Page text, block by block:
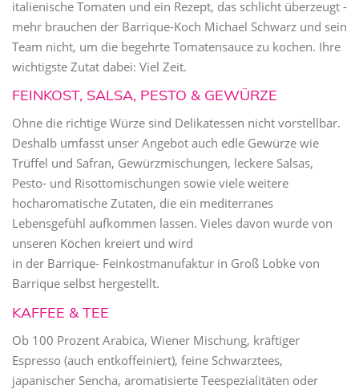
italienische Tomaten und ein Rezept, das schlicht überzeugt -
mehr brauchen der Barrique-Koch Michael Schwarz und sein
Team nicht, um die begehrte Tomatensauce zu kochen. Ihre
wichtigste Zutat dabei: Viel Zeit.
FEINKOST, SALSA, PESTO & GEWÜRZE
Ohne die richtige Würze sind Delikatessen nicht vorstellbar.
Deshalb umfasst unser Angebot auch edle Gewürze wie
Trüffel und Safran, Gewürzmischungen, leckere Salsas,
Pesto- und Risottomischungen sowie viele weitere
hocharomatische Zutaten, die ein mediterranes
Lebensgefühl aufkommen lassen. Vieles davon wurde von
unseren Köchen kreiert und wird
in der Barrique- Feinkostmanufaktur in Groß Lobke von
Barrique selbst hergestellt.
KAFFEE & TEE
Ob 100 Prozent Arabica, Wiener Mischung, kräftiger
Espresso (auch entkoffeiniert), feine Schwarztees,
japanischer Sencha, aromatisierte Teespezialitäten oder